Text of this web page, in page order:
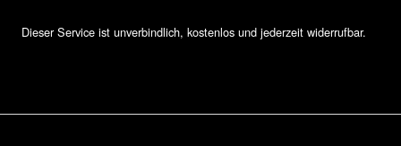
Dieser Service ist unverbindlich, kostenlos und jederzeit widerrufbar.